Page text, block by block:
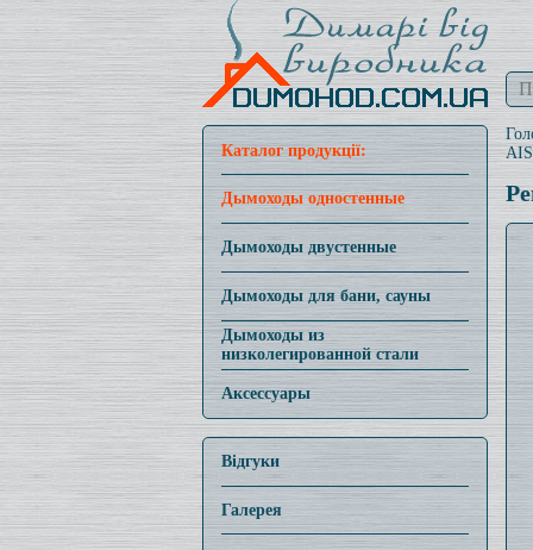
Каталог продукції:
Дымоходы одностенные
Дымоходы двустенные
Дымоходы для бани, сауны
Дымоходы из
низколегированной стали
Аксессуары
Відгуки
Галерея